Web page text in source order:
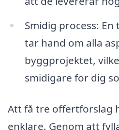
Smidig process:
tar hand om alla
byggprojektet,
smidigare för dig
Att få tre offertförslag
enklare. Genom att